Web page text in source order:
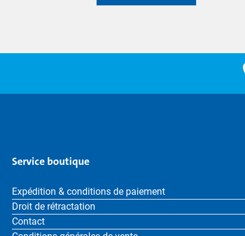
Service boutique
Expédition & conditions de paiement
Droit de rétractation
Contact